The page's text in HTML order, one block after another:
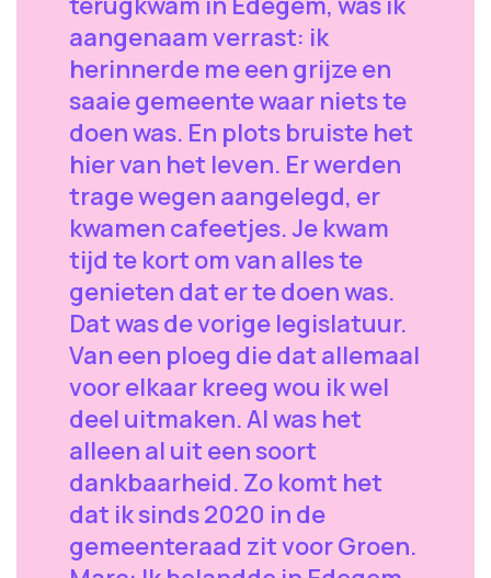
aangenaam verrast: ik
herinnerde me een grijze en
saaie gemeente waar niets te
doen was. En plots bruiste het
hier van het leven. Er werden
trage wegen aangelegd, er
kwamen cafeetjes. Je kwam
tijd te kort om van alles te
genieten dat er te doen was.
Dat was de vorige legislatuur.
Van een ploeg die dat allemaal
voor elkaar kreeg wou ik wel
deel uitmaken. Al was het
alleen al uit een soort
dankbaarheid. Zo komt het
dat ik sinds 2020 in de
gemeenteraad zit voor Groen.